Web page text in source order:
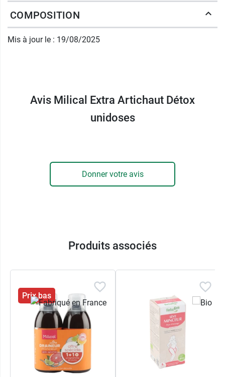
participe au bon fonctionnement du foie et à ses
Detox Milical :
Une formule ciblée, à l'extrait d'artichaut qui
Un goût de pomme légèrement acidulé
Un format pratique
Un programme flash de 7 jours
Programme flash 7 jours
Conditionnement: 7 x 10 ml - 7 jours - 1 dose
par jour
Volume net: 70 ml
COMPOSITION
Mis à jour le : 19/08/2025
Avis Milical Extra Artichaut Détox
unidoses
Donner votre avis
Produits associés
Prix bas